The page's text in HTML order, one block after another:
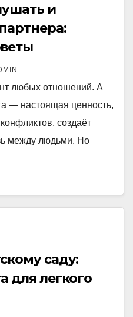
и
любых отношений. А
— настоящая ценность,
создаёт
между людьми. Но
саду:
для легкого